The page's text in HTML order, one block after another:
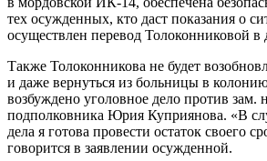
тех осужденных, кто даст показания о
осуществлен перевод Толоконниковой
Также Толоконникова не будет
и даже вернуться из больницы в
возбуждено уголовное дело против зам.
подполковника Юрия Куприянова. «В
дела я готова провести остаток своего
говорится в заявлении осужденной.